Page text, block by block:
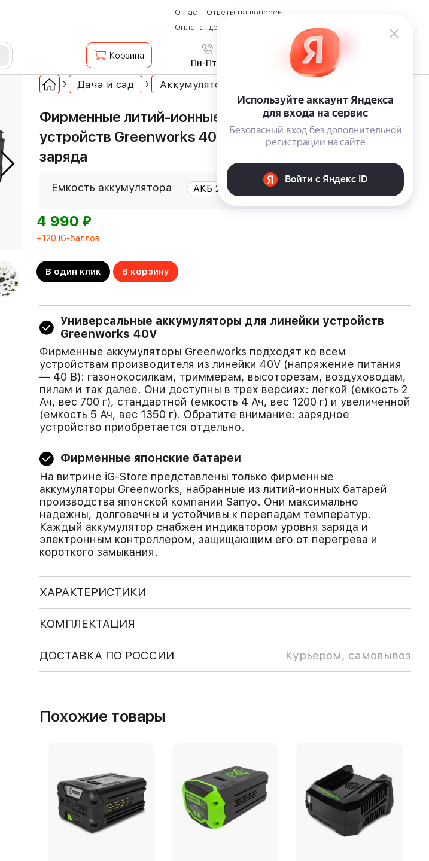
О нас
Ответы на вопросы
Оплата, доставка и возврат товара
Контакты
Корзина 8 (800) 600-28-07
Пн-Пт с 9:00 до 19:00
Дача и сад Аккумуляторы и ЗУ
Фирменные литий-ионные аккумуляторы для линейки
устройств Greenworks 40V с индикатором уровня
заряда
Емкость аккумулятора
4 990 ⃏
+120 iG-баллов
В один клик В корзину
Универсальные аккумуляторы для линейки устройств
Greenworks 40V
Фирменные аккумуляторы Greenworks подходят ко всем
устройствам производителя из линейки 40V (напряжение питания
— 40 В): газонокосилкам, триммерам, высоторезам, воздуховодам,
пилам и так далее. Они доступны в трех версиях: легкой (емкость 2
Ач, вес 700 г), стандартной (емкость 4 Ач, вес 1200 г) и увеличенной
(емкость 5 Ач, вес 1350 г). Обратите внимание: зарядное
устройство приобретается отдельно.
Фирменные японские батареи
На витрине iG-Store представлены только фирменные
аккумуляторы Greenworks, набранные из литий-ионных батарей
производства японской компании Sanyo. Они максимально
надежны, долговечны и устойчивы к перепадам температур.
Каждый аккумулятор снабжен индикатором уровня заряда и
электронным контроллером, защищающим его от перегрева и
короткого замыкания.
ХАРАКТЕРИСТИКИ
КОМПЛЕКТАЦИЯ
ДОСТАВКА ПО РОССИИ Курьером, самовывоз
Похожие товары